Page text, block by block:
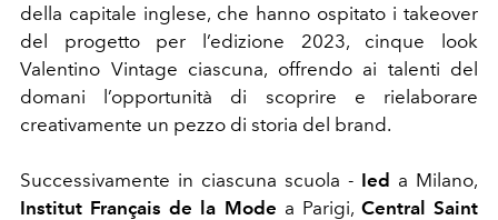
della capitale inglese, che hanno ospitato i takeover
del progetto per l’edizione 2023, cinque look
Valentino Vintage ciascuna, offrendo ai talenti del
domani l’opportunità di scoprire e rielaborare
creativamente un pezzo di storia del brand.
Successivamente in ciascuna scuola - Ied a Milano,
Institut Français de la Mode a Parigi, Central Saint